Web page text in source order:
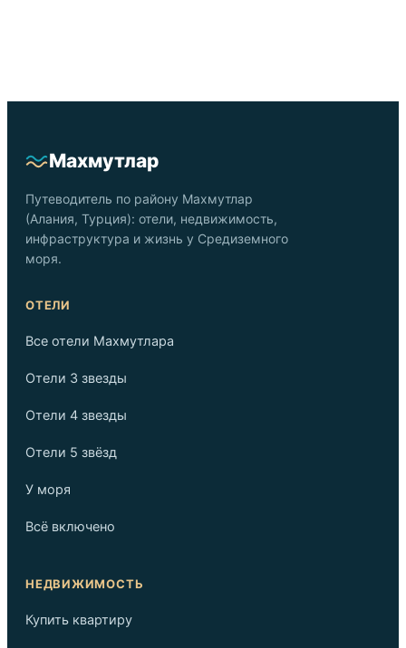
Махмутлар
Путеводитель по району Махмутлар
(Алания, Турция): отели, недвижимость,
инфраструктура и жизнь у Средиземного
моря.
ОТЕЛИ
Все отели Махмутлара
Отели 3 звезды
Отели 4 звезды
Отели 5 звёзд
У моря
Всё включено
НЕДВИЖИМОСТЬ
Купить квартиру